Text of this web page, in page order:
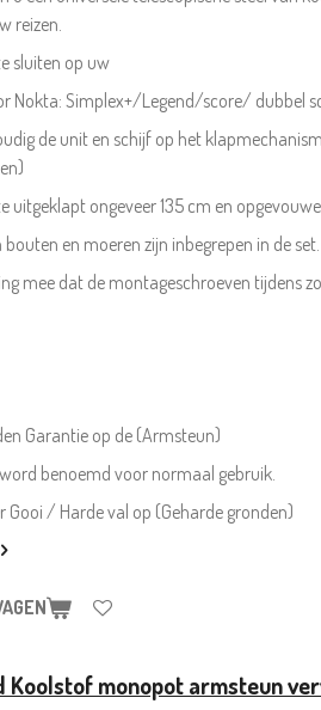
reizen.
sluiten op uw
Nokta: Simplex+/Legend/score/ dubbel
de unit en schijf op het
uitgeklapt ongeveer 135 cm en
en moeren zijn inbegrepen in de set.
mee dat de montageschroeven tijdens
Garantie op de (Armsteun)
benoemd voor normaal gebruik.
Gooi / Harde val op (Geharde gronden)
Koolstof monopot armsteun